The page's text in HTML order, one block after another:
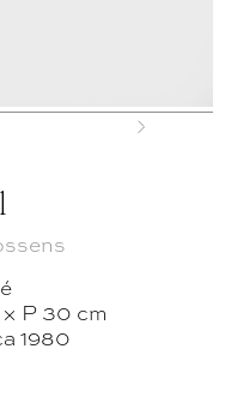
Next
× P 30 cm
1980